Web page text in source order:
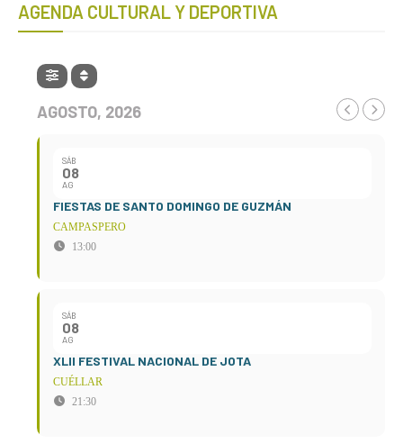
AGENDA CULTURAL Y DEPORTIVA
AGOSTO, 2026
SÁB
08
AG
FIESTAS DE SANTO DOMINGO DE GUZMÁN
CAMPASPERO
13:00
SÁB
08
AG
XLII FESTIVAL NACIONAL DE JOTA
CUÉLLAR
21:30